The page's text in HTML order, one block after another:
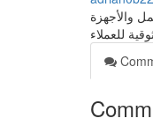
والأجهزة